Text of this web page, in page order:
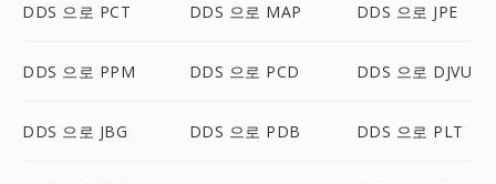
DDS 으로 PCT DDS 으로 MAP DDS 으로 JPE
DDS 으로 PPM DDS 으로 PCD DDS 으로 DJVU
DDS 으로 JBG DDS 으로 PDB DDS 으로 PLT